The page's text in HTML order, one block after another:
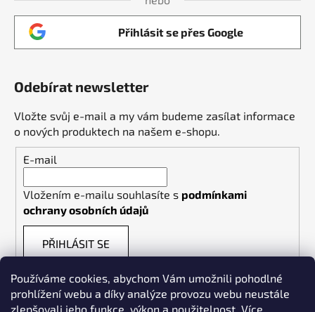
Používáme cookies, abychom Vám umožnili pohodlné
prohlížení webu a díky analýze provozu webu neustále
zlepšovali jeho funkce, výkon a použitelnost. Více
Přihlásit se přes Google
Odebírat newsletter
Vložte svůj e-mail a my vám budeme zasílat informace
o nových produktech na našem e-shopu.
E-mail
Vložením e-mailu souhlasíte s podmínkami
ochrany osobních údajů
PŘIHLÁSIT SE